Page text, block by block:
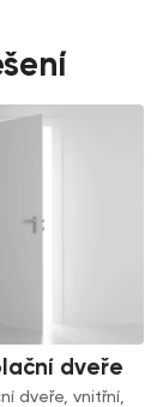
dveře
dveře, vnitřní,